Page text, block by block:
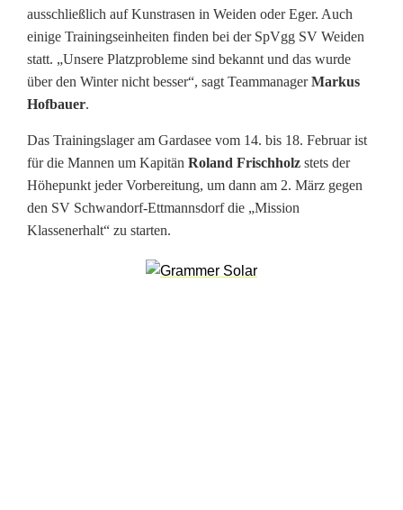
s
a
b
r
a
u
ausschließlich auf Kunstrasen in Weiden oder Eger. Auch
einige Trainingseinheiten finden bei der SpVgg SV Weiden
statt. „Unsere Platzprobleme sind bekannt und das wurde
über den Winter nicht besser“, sagt TeammanagerMarkus
Hofbauer.
Das Trainingslager am Gardasee vom 14. bis 18. Februar ist
für die Mannen um Kapitän Roland Frischholz stets der
Höhepunkt jeder Vorbereitung, um dann am 2. März gegen
den SV Schwandorf-Ettmannsdorf die „Mission
Klassenerhalt“ zu starten.